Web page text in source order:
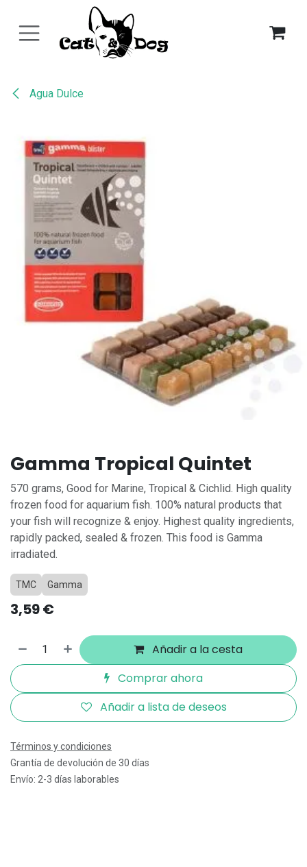
Agua Dulce
Gamma Tropical Quintet
570 grams, Good for Marine, Tropical & Cichlid. High quality
frozen food for aquarium fish. 100% natural products that
your fish will recognize & enjoy. Highest quality ingredients,
rapidly packed, sealed & frozen. This food is Gamma
irradiated.
TMC Gamma
3,59€
Añadir a la cesta
Comprar ahora
Añadir a lista de deseos
Términos y condiciones
Grantía de devolución de 30 días
Envío: 2-3 días laborables